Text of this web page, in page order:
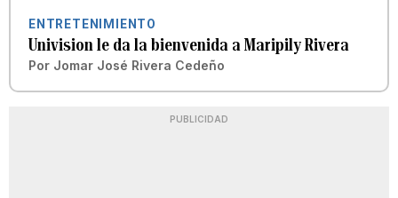
ENTRETENIMIENTO
Univision le da la bienvenida a Maripily Rivera
Por Jomar José Rivera Cedeño
PUBLICIDAD